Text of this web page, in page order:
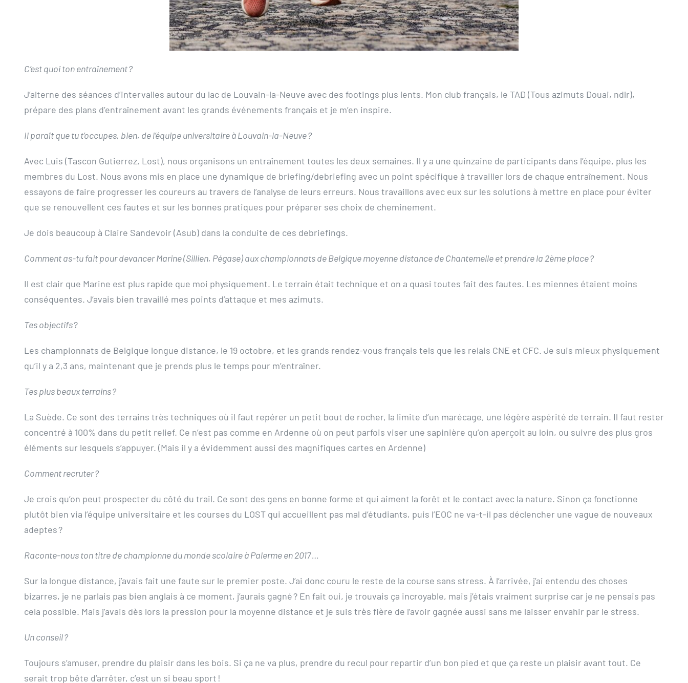
C’est quoi ton entraînement ?
J’alterne des séances d’intervalles autour du lac de Louvain-la-Neuve avec des footings plus lents. Mon club français, le TAD (Tous azimuts Douai, ndlr),
prépare des plans d’entraînement avant les grands événements français et je m’en inspire.
Il paraît que tu t’occupes, bien, de l’équipe universitaire à Louvain-la-Neuve ?
Avec Luis (Tascon Gutierrez, Lost), nous organisons un entraînement toutes les deux semaines. Il y a une quinzaine de participants dans l’équipe, plus les
membres du Lost. Nous avons mis en place une dynamique de briefing/debriefing avec un point spécifique à travailler lors de chaque entraînement. Nous
essayons de faire progresser les coureurs au travers de l’analyse de leurs erreurs. Nous travaillons avec eux sur les solutions à mettre en place pour éviter
que se renouvellent ces fautes et sur les bonnes pratiques pour préparer ses choix de cheminement.
Je dois beaucoup à Claire Sandevoir (Asub) dans la conduite de ces debriefings.
Comment as-tu fait pour devancer Marine (Sillien, Pégase) aux championnats de Belgique moyenne distance de Chantemelle et prendre la 2èmeplace ?
Il est clair que Marine est plus rapide que moi physiquement. Le terrain était technique et on a quasi toutes fait des fautes. Les miennes étaient moins
conséquentes. J’avais bien travaillé mes points d’attaque et mes azimuts.
Tes objectifs?
Les championnats de Belgique longue distance, le 19 octobre, et les grands rendez-vous français tels que les relais CNE et CFC. Je suis mieux physiquement
qu’il y a 2,3 ans, maintenant que je prends plus le temps pour m’entraîner.
Tes plus beaux terrains ?
La Suède. Ce sont des terrains très techniques où il faut repérer un petit bout de rocher, la limite d’un marécage, une légère aspérité de terrain. Il faut rester
concentré à 100% dans du petit relief. Ce n’est pas comme en Ardenne où on peut parfois viser une sapinière qu’on aperçoit au loin, ou suivre des plus gros
éléments sur lesquels s’appuyer. (Mais il y a évidemment aussi des magnifiques cartes en Ardenne)
Comment recruter ?
Je crois qu’on peut prospecter du côté du trail. Ce sont des gens en bonne forme et qui aiment la forêt et le contact avec la nature. Sinon ça fonctionne
plutôt bien via l’équipe universitaire et les courses du LOST qui accueillent pas mal d’étudiants, puis l’EOC ne va-t-il pas déclencher une vague de nouveaux
adeptes ?
Raconte-nous ton titre de championne du monde scolaire à Palerme en 2017 …
Sur la longue distance, j’avais fait une faute sur le premier poste. J’ai donc couru le reste de la course sans stress. À l’arrivée, j’ai entendu des choses
bizarres, je ne parlais pas bien anglais à ce moment, j’aurais gagné ? En fait oui, je trouvais ça incroyable, mais j’étais vraiment surprise car je ne pensais pas
cela possible. Mais j’avais dès lors la pression pour la moyenne distance et je suis très fière de l’avoir gagnée aussi sans me laisser envahir par le stress.
Un conseil ?
Toujours s’amuser, prendre du plaisir dans les bois. Si ça ne va plus, prendre du recul pour repartir d’un bon pied et que ça reste un plaisir avant tout. Ce
serait trop bête d’arrêter, c’est un si beau sport !